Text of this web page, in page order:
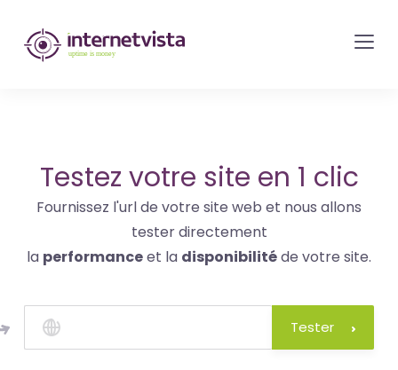
internetvista
monitoring
site
web
et
de
services
internet-
Uptime
is
Testez votre site en 1 clic
Fournissez l'url de votre site web et nous allons
tester directement
la performanceet la disponibilitéde votre site.
Tester